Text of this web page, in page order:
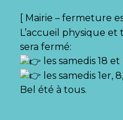
[ Mairie – fermeture
L’accueil physique
sera fermé:
les samedis 18
les samedis 1er,
Bel été à tous.